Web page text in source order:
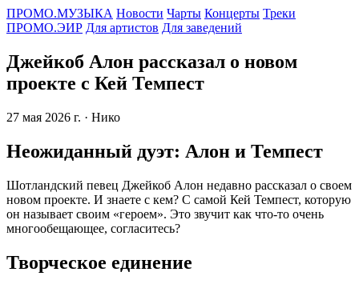
ПРОМО.МУЗЫКА Новости Чарты Концерты Треки
ПРОМО.ЭИР Для артистов Для заведений
Джейкоб Алон рассказал о новом
проекте с Кей Темпест
27 мая 2026 г. · Нико
Неожиданный дуэт: Алон и Темпест
Шотландский певец Джейкоб Алон недавно рассказал о своем
новом проекте. И знаете с кем? С самой Кей Темпест, которую
он называет своим «героем». Это звучит как что-то очень
многообещающее, согласитесь?
Творческое единение